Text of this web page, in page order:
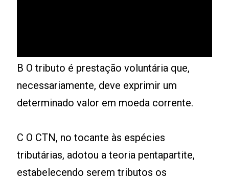
B O tributo é prestação voluntária que,
necessariamente, deve exprimir um
determinado valor em moeda corrente.
C O CTN, no tocante às espécies
tributárias, adotou a teoria pentapartite,
estabelecendo serem tributos os